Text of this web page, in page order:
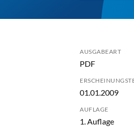
AUSGABEART
PDF
01.01.2009
AUFLAGE
1. Auflage